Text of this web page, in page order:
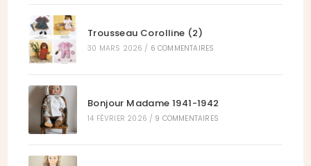
Trousseau Corolline (2)
30 MARS 2026 / 6 COMMENTAIRES
Bonjour Madame 1941-1942
14 FÉVRIER 2026 / 9 COMMENTAIRES